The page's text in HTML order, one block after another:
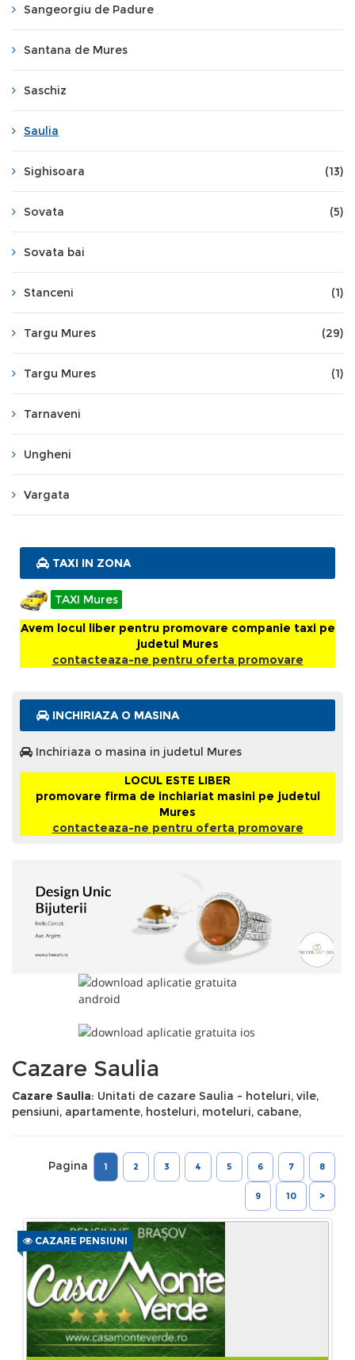
Sangeorgiu de Padure
Santana de Mures
Saschiz
Saulia
Sighisoara (13)
Sovata (5)
Sovata bai
Stanceni (1)
Targu Mures (29)
Targu Mures (1)
Tarnaveni
Ungheni
Vargata
TAXI IN ZONA
TAXI Mures
Avem locul liber pentru promovare companie taxi pe
judetul Mures
contacteaza-ne pentru oferta promovare
INCHIRIAZA O MASINA
Inchiriaza o masina in judetul Mures
LOCUL ESTE LIBER
promovare firma de inchiariat masini pe judetul
Mures
contacteaza-ne pentru oferta promovare
Cazare Saulia
Cazare Saulia: Unitati de cazare Saulia - hoteluri, vile,
pensiuni, apartamente, hosteluri, moteluri, cabane,
Pagina 1 2 3 4 5 6 7 8
9 10 >
CAZARE PENSIUNI